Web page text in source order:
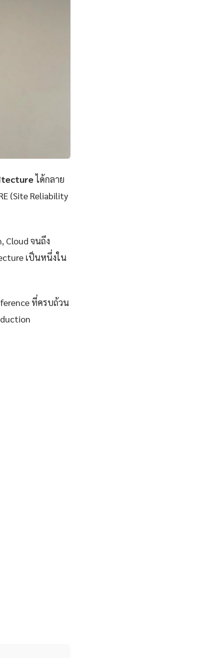
ได้กลาย
(Site Reliability
Cloud จนถึง
เป็นหนึ่งใน
ที่ครบถ้วน